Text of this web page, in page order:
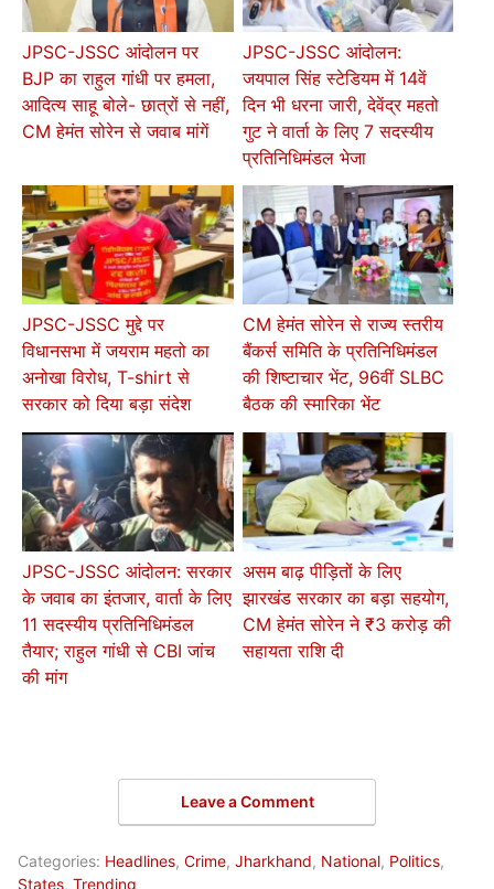
JPSC-JSSC आंदोलन पर
BJP का राहुल गांधी पर हमला,
आदित्य साहू बोले- छात्रों से नहीं,
CM हेमंत सोरेन से जवाब मांगें
JPSC-JSSC आंदोलन:
जयपाल सिंह स्टेडियम में 14वें
दिन भी धरना जारी, देवेंद्र महतो
गुट ने वार्ता के लिए 7 सदस्यीय
प्रतिनिधिमंडल भेजा
JPSC-JSSC मुद्दे पर
विधानसभा में जयराम महतो का
अनोखा विरोध, T-shirt से
सरकार को दिया बड़ा संदेश
CM हेमंत सोरेन से राज्य स्तरीय
बैंकर्स समिति के प्रतिनिधिमंडल
की शिष्टाचार भेंट, 96वीं SLBC
बैठक की स्मारिका भेंट
JPSC-JSSC आंदोलन: सरकार
के जवाब का इंतजार, वार्ता के लिए
11 सदस्यीय प्रतिनिधिमंडल
तैयार; राहुल गांधी से CBI जांच
की मांग
असम बाढ़ पीड़ितों के लिए
झारखंड सरकार का बड़ा सहयोग,
CM हेमंत सोरेन ने ₹3 करोड़ की
सहायता राशि दी
Leave a Comment
Categories: Headlines, Crime, Jharkhand, National, Politics,
States, Trending